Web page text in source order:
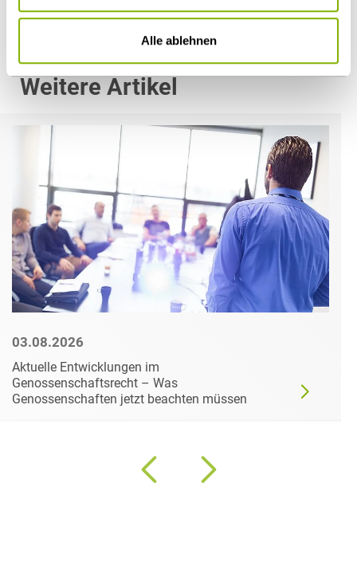
Alle ablehnen
Weitere Artikel
03.08.2026
Aktuelle Entwicklungen im
Genossenschaftsrecht – Was
Genossenschaften jetzt beachten müssen